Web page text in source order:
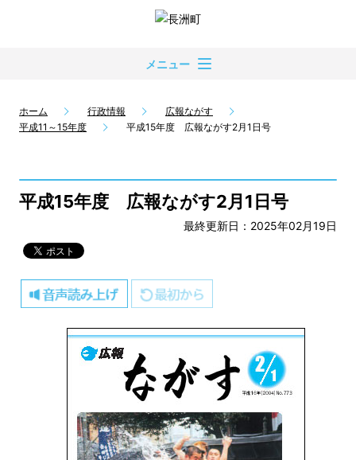
メニュー
ホーム 行政情報
広報ながす
平成11～15年度
平成15年度 広報ながす2月1日号
平成15年度 広報ながす2月1日号
最終更新日：2025年02月19日